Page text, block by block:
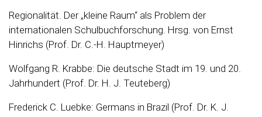
Regionalität. Der „kleine Raum“ als Problem der
internationalen Schulbuchforschung. Hrsg. von Ernst
Hinrichs (Prof. Dr. C.-H. Hauptmeyer)
Wolfgang R. Krabbe: Die deutsche Stadt im 19. und 20.
Jahrhundert (Prof. Dr. H. J. Teuteberg)
Frederick C. Luebke: Germans in Brazil (Prof. Dr. K. J.